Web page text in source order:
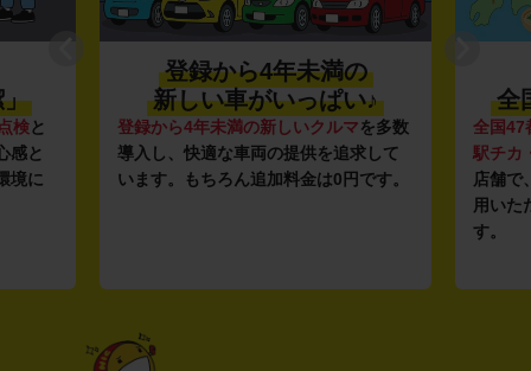
」
検と
感と
境に
登録から4年未満の
新しい車がいっぱい♪
登録から4年未満の新しいクルマを多数
導入し、快適な車両の提供を追求して
います。もちろん追加料金は0円です。
全
全国47
駅チカ
店舗で
用いた
す。